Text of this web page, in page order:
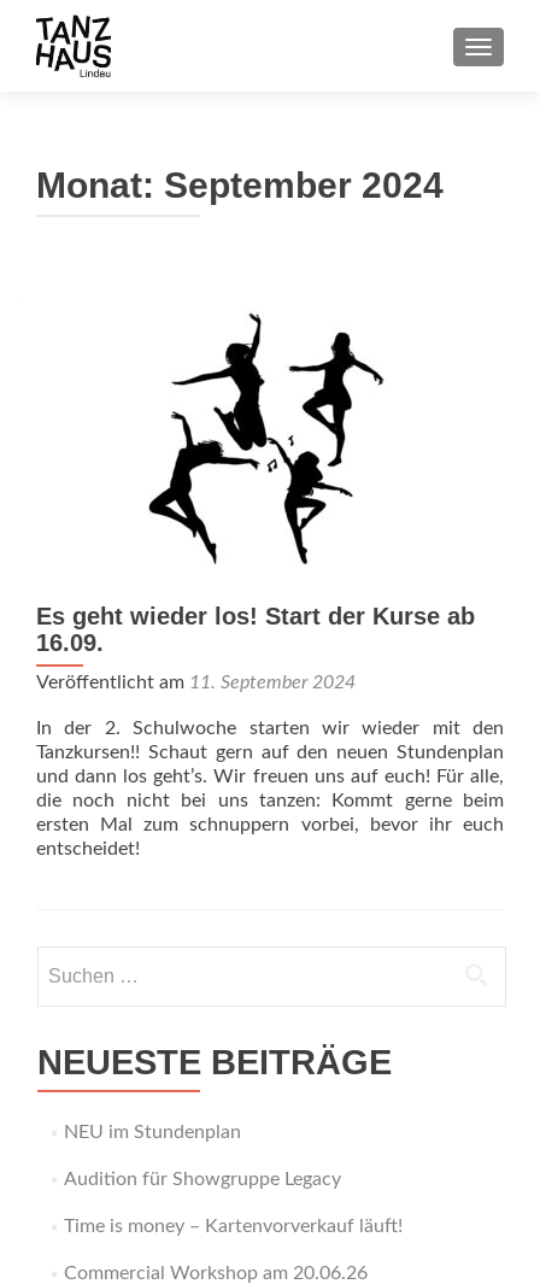
Monat: September 2024
Es geht wieder los! Start der Kurse ab
16.09.
Veröffentlicht am 11. September 2024
In der 2. Schulwoche starten wir wieder mit den
Tanzkursen!! Schaut gern auf den neuen Stundenplan
und dann los geht’s. Wir freuen uns auf euch! Für alle,
die noch nicht bei uns tanzen: Kommt gerne beim
ersten Mal zum schnuppern vorbei, bevor ihr euch
entscheidet!
nach:
NEUESTE BEITRÄGE
NEU im Stundenplan
Audition für Showgruppe Legacy
Time is money – Kartenvorverkauf läuft!
Commercial Workshop am 20.06.26